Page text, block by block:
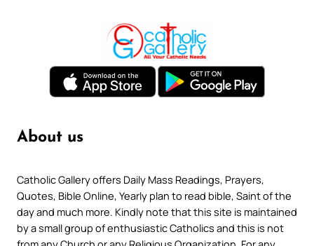
About us
Catholic Gallery offers Daily Mass Readings, Prayers,
Quotes, Bible Online, Yearly plan to read bible, Saint of the
day and much more. Kindly note that this site is maintained
by a small group of enthusiastic Catholics and this is not